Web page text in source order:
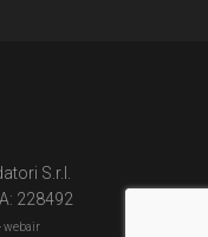
S.r.l.
228492
webair